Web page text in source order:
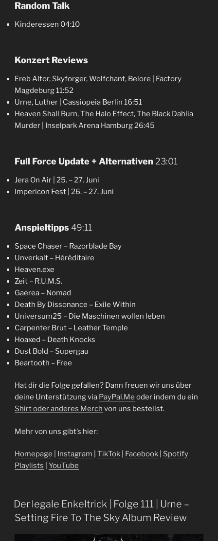
Random Talk
Kinderessen 04:10
Konzert Reviews
Ereb Altor, Skyforger, Wolfchant, Belore | Factory
Magdeburg 11:52
Urne, Luther | Cassiopeia Berlin 16:51
Heaven Shall Burn, The Halo Effect, The Black Dahlia
Murder | Inselpark Arena Hamburg 26:45
Full Force Update + Alternativen 23:01
Jera On Air | 25. – 27. Juni
Impericon Fest | 26. – 27. Juni
Anspieltipps49:11
Space Chaser – Razorblade Bay
Unverkalt – Héréditaire
Heaven.exe
Zeit – R.U.M.S.
Gaerea – Nomad
Death By Dissonance – Exile Within
Universum25 – Die Maschinen wollen leben
Carpenter Brut – Leather Temple
Hoaxed – Death Knocks
Dust Bold – Supergau
Beartooth – Free
Hat dir die Folge gefallen? Dann freuen wir uns über
deine Unterstützung via ⁠⁠⁠⁠⁠⁠⁠⁠⁠⁠⁠⁠⁠⁠⁠⁠⁠⁠⁠⁠⁠⁠⁠⁠⁠⁠PayPal.Me⁠⁠⁠⁠⁠⁠⁠⁠⁠⁠⁠⁠⁠⁠⁠⁠⁠⁠⁠⁠⁠⁠⁠⁠⁠⁠ oder indem du ein
⁠⁠⁠⁠Shirt oder anderes Merch⁠⁠⁠⁠ von uns bestellst.
Mehr von uns gibt’s hier:
⁠⁠⁠⁠⁠⁠⁠⁠⁠⁠⁠⁠⁠⁠⁠⁠⁠⁠⁠⁠⁠⁠⁠⁠Homepage⁠⁠⁠⁠⁠⁠⁠⁠⁠⁠⁠⁠⁠⁠⁠⁠⁠⁠⁠⁠⁠⁠⁠⁠⁠⁠ ⁠⁠⁠⁠⁠⁠⁠⁠⁠⁠⁠⁠⁠⁠⁠⁠⁠⁠⁠⁠⁠⁠⁠⁠⁠⁠Instagram⁠⁠⁠⁠⁠⁠⁠⁠⁠⁠⁠⁠⁠⁠⁠⁠⁠⁠⁠⁠⁠⁠⁠⁠⁠⁠ ⁠⁠⁠⁠⁠⁠⁠⁠⁠⁠⁠⁠⁠⁠⁠⁠⁠⁠⁠⁠⁠⁠⁠⁠⁠⁠TikTok⁠⁠⁠⁠⁠⁠⁠⁠⁠⁠⁠⁠⁠⁠⁠⁠⁠⁠⁠⁠⁠⁠⁠⁠⁠⁠ ⁠⁠⁠⁠⁠⁠⁠⁠⁠⁠⁠⁠⁠⁠⁠⁠⁠⁠⁠⁠⁠⁠⁠⁠⁠⁠Facebook⁠⁠⁠⁠⁠⁠⁠⁠⁠⁠⁠⁠⁠⁠⁠⁠⁠⁠⁠⁠⁠⁠⁠⁠⁠⁠
⁠⁠⁠⁠⁠⁠⁠⁠⁠⁠⁠⁠⁠⁠⁠⁠⁠⁠⁠⁠⁠⁠⁠⁠⁠⁠Spotify
Playlists⁠⁠⁠⁠⁠⁠⁠⁠⁠⁠⁠⁠⁠⁠⁠⁠⁠⁠⁠⁠⁠⁠⁠⁠⁠⁠
⁠⁠⁠⁠⁠⁠⁠⁠⁠⁠⁠⁠⁠⁠⁠⁠⁠⁠⁠⁠⁠⁠⁠⁠⁠⁠YouTube⁠
Der legale Enkeltrick | Folge 111 | Urne –
Setting Fire To The Sky Album Review